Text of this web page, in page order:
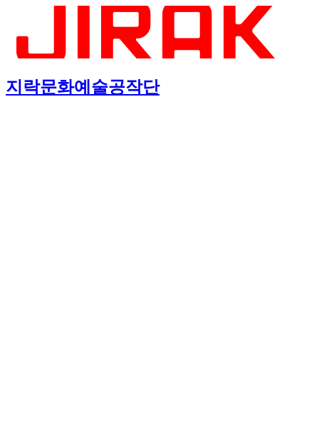
지락문화예술공작단